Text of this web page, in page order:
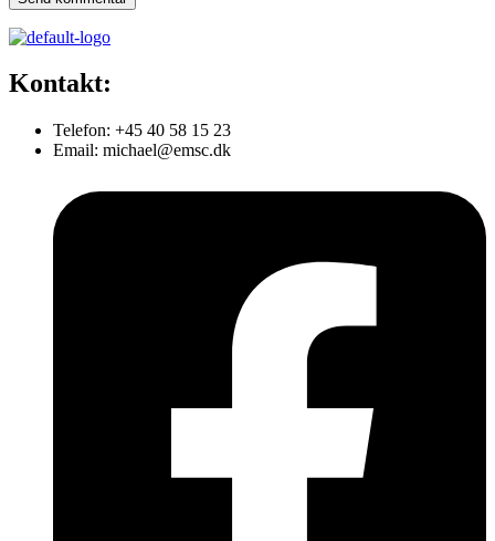
Kontakt:
Telefon: +45 40 58 15 23
Email: michael@emsc.dk